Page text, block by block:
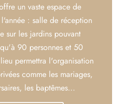
un vaste espace de
: salle de réception
sur les jardins pouvant
90 personnes et 50
permettra l'organisation
comme les mariages,
les baptêmes...